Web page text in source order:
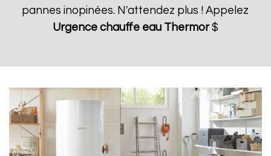
pannes inopinées. N'attendez plus ! Appelez
Urgence chauffe eau Thermor$